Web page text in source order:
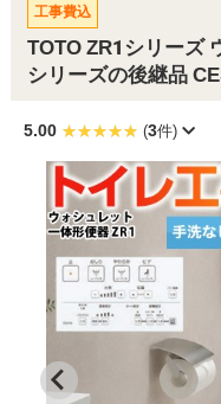
工事費込
TOTO ZR1シリーズ
シリーズの後継品
5.00 (3件)